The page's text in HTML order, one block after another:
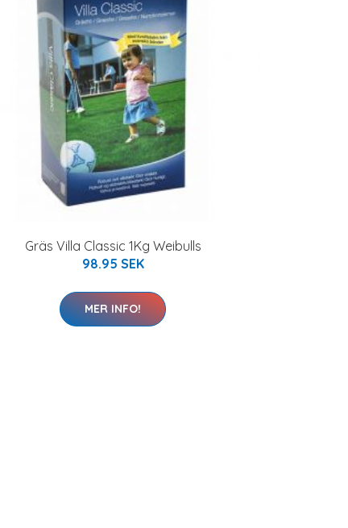
Gräs Villa Classic 1Kg Weibulls
98.95 SEK
MER INFO!